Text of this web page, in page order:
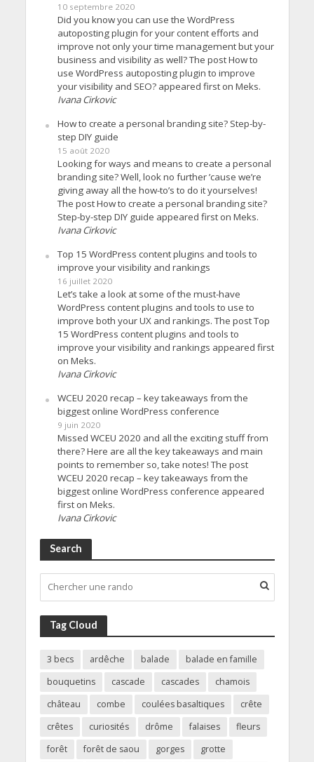
10 septembre 2020
Did you know you can use the WordPress
autoposting plugin for your content efforts and
improve not only your time management but your
business and visibility as well? The post How to
use WordPress autoposting plugin to improve
your visibility and SEO? appeared first on Meks.
Ivana Cirkovic
How to create a personal branding site? Step-by-
step DIY guide
15 août 2020
Looking for ways and means to create a personal
branding site? Well, look no further ’cause we’re
giving away all the how-to’s to do it yourselves!
The post How to create a personal branding site?
Step-by-step DIY guide appeared first on Meks.
Ivana Cirkovic
Top 15 WordPress content plugins and tools to
improve your visibility and rankings
16 juillet 2020
Let’s take a look at some of the must-have
WordPress content plugins and tools to use to
improve both your UX and rankings. The post Top
15 WordPress content plugins and tools to
improve your visibility and rankings appeared first
on Meks.
Ivana Cirkovic
WCEU 2020 recap – key takeaways from the
biggest online WordPress conference
9 juin 2020
Missed WCEU 2020 and all the exciting stuff from
there? Here are all the key takeaways and main
points to remember so, take notes! The post
WCEU 2020 recap – key takeaways from the
biggest online WordPress conference appeared
first on Meks.
Ivana Cirkovic
Search
Tag Cloud
3 becs ardêche balade
balade en famille
bouquetins
cascade cascades
chamois
château
combe coulées basaltiques
crête
crêtes
curiosités drôme falaises
fleurs
forêt
forêt de saou gorges
grotte